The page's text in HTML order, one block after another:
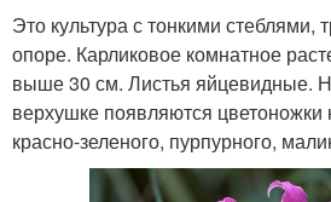
Это культура с тонкими стеблями,
опоре. Карликовое комнатное
выше 30 см. Листья яйцевидные.
верхушке появляются цветоножки
красно-зеленого, пурпурного,